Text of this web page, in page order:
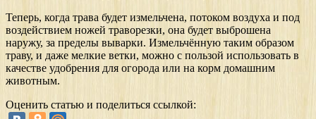
Теперь, когда трава будет измельчена, потоком воздуха и под
воздействием ножей траворезки, она будет выброшена
наружу, за пределы выварки. Измельчённую таким образом
траву, и даже мелкие ветки, можно с пользой использовать в
качестве удобрения для огорода или на корм домашним
животным.
Оценить статью и поделиться ссылкой: